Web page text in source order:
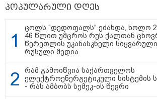
განათლების
შოტლანდიიდან
კონტინენტურ
საძილე
შემცირებაა
რა მანძილზე
პოპულარული დღეს
ცოლს "დედოფალს" ეძახდა, ხოლო
46 წლით უმცროს რუს ქალთან
წერეთლის უკანასკნელი
რუსული მედია
რამ გამოიწვია საქართველოს
ელექტროენერგეტიკული სისტემის
- რას ამბობს სემეკ-ის წევრი